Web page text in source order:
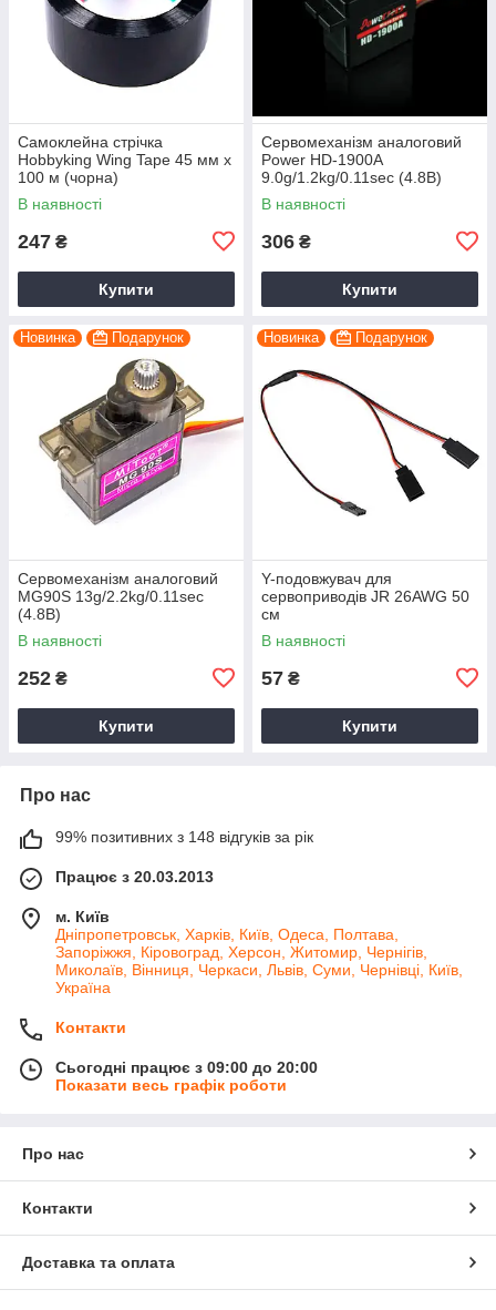
Самоклейна стрічка
Hobbyking Wing Tape 45 мм x
100 м (чорна)
В наявності
247 ₴
Купити
Сервомеханізм аналоговий
Power HD-1900A
9.0g/1.2kg/0.11sec (4.8В)
В наявності
306 ₴
Купити
Новинка Подарунок
Сервомеханізм аналоговий
MG90S 13g/2.2kg/0.11sec
(4.8В)
В наявності
252 ₴
Купити
Новинка Подарунок
Y-подовжувач для
сервоприводів JR 26AWG 50
см
В наявності
57 ₴
Купити
Про нас
99% позитивних з 148 відгуків за рік
Працює з 20.03.2013
м. Київ
Дніпропетровськ, Харків, Київ, Одеса, Полтава,
Запоріжжя, Кіровоград, Херсон, Житомир, Чернігів,
Миколаїв, Вінниця, Черкаси, Львів, Суми, Чернівці, Київ,
Україна
Контакти
Сьогодні працює з 09:00 до 20:00
Показати весь графік роботи
Про нас
Контакти
Доставка та оплата